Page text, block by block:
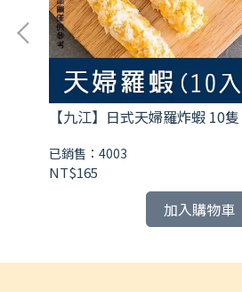
【九江】日式天婦羅炸蝦 10隻
已銷售：4003
NT$165
加入購物車